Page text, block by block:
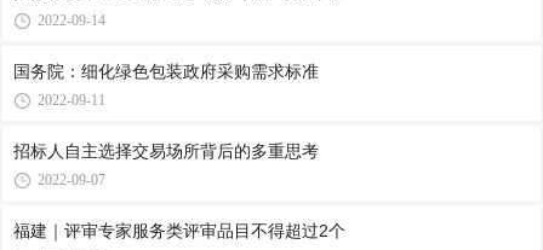
2022-09-14
国务院：细化绿色包装政府采购需求标准
2022-09-11
招标人自主选择交易场所背后的多重思考
2022-09-07
福建｜评审专家服务类评审品目不得超过2个